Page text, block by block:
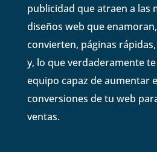
publicidad que atraen a las
diseños web que
convierten, páginas
y, lo que verdaderamente
equipo capaz de aumentar
conversiones de tu web
ventas.